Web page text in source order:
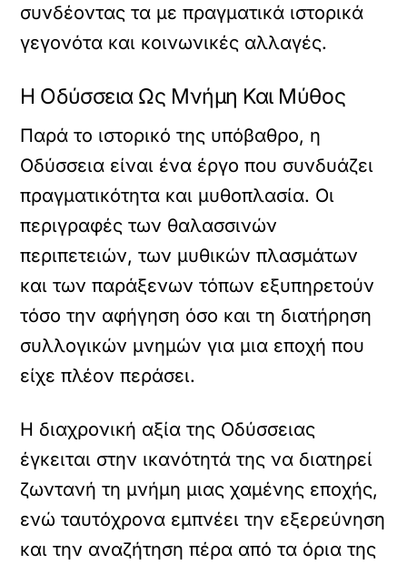
συνδέοντας τα με πραγματικά ιστορικά
γεγονότα και κοινωνικές αλλαγές.
Η Οδύσσεια Ως Μνήμη Και Μύθος
Παρά το ιστορικό της υπόβαθρο, η
Οδύσσεια είναι ένα έργο που συνδυάζει
πραγματικότητα και μυθοπλασία. Οι
περιγραφές των θαλασσινών
περιπετειών, των μυθικών πλασμάτων
και των παράξενων τόπων εξυπηρετούν
τόσο την αφήγηση όσο και τη διατήρηση
συλλογικών μνημών για μια εποχή που
είχε πλέον περάσει.
Η διαχρονική αξία της Οδύσσειας
έγκειται στην ικανότητά της να διατηρεί
ζωντανή τη μνήμη μιας χαμένης εποχής,
ενώ ταυτόχρονα εμπνέει την εξερεύνηση
και την αναζήτηση πέρα από τα όρια της